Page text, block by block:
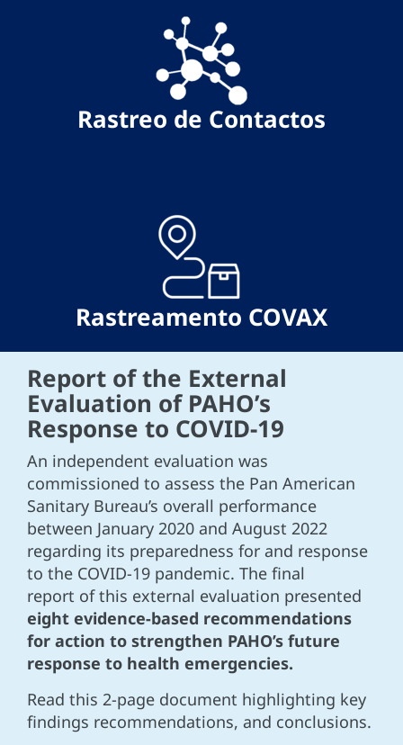
Rastreo de Contactos
Rastreamento COVAX
Report of the External
Evaluation of PAHO’s
Response to COVID-19
An independent evaluation was
commissioned to assess the Pan American
Sanitary Bureau’s overall performance
between January 2020 and August 2022
regarding its preparedness for and response
to the COVID-19 pandemic. The final
report of this external evaluation presented
eight evidence-based recommendations
for action to strengthen PAHO’s future
response to health emergencies.
Read this 2-page document highlighting key
findings recommendations, and conclusions.